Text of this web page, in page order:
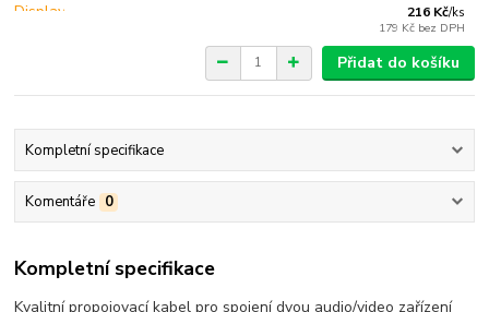
216 Kč/ks
179 Kč bez DPH
Přidat do košíku
Kompletní specifikace
Komentáře 0
Kompletní specifikace
Kvalitní propojovací kabel pro spojení dvou audio/video zařízení